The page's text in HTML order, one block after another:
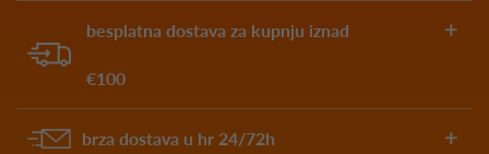
besplatna dostava za kupnju iznad
€100
brza dostava u hr 24/72h